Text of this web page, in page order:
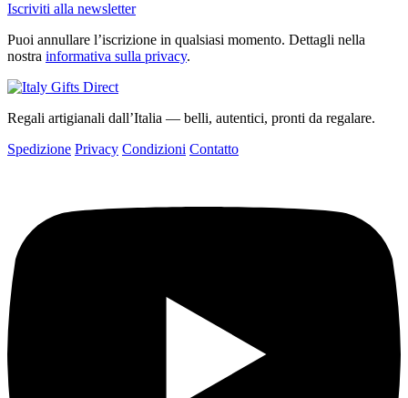
Iscriviti alla newsletter
Puoi annullare l’iscrizione in qualsiasi momento. Dettagli nella
nostra informativa sulla privacy.
Regali artigianali dall’Italia — belli, autentici, pronti da regalare.
Spedizione Privacy Condizioni Contatto